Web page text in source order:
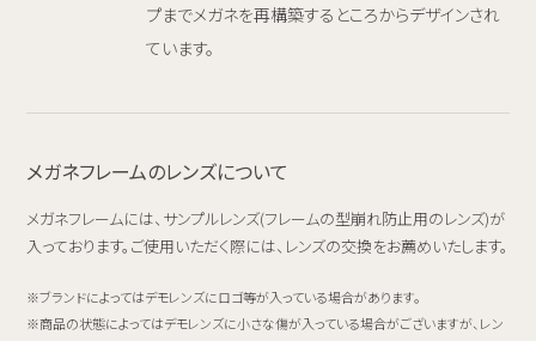
プまでメガネを再構築するところからデザインされ
ています。
メガネフレームのレンズについて
メガネフレームには、サンプルレンズ(フレームの型崩れ防止用のレンズ)が
入っております。ご使用いただく際には、レンズの交換をお薦めいたします。
ブランドによってはデモレンズにロゴ等が入っている場合があります。
商品の状態によってはデモレンズに小さな傷が入っている場合がございますが、レン